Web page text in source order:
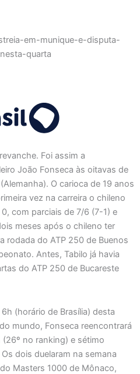
Foi assim a
João Fonseca às oitavas de
O carioca de 19 anos
vez na carreira o chileno
com parciais de 7/6 (7-1) e
meses após o chileno ter
rodada do ATP 250 de Buenos
Antes, Tabilo já havia
do ATP 250 de Bucareste
(horário de Brasília) desta
mundo, Fonseca reencontrará
no ranking) e sétimo
dois duelaram na semana
Masters 1000 de Mônaco,